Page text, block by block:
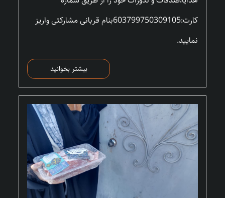
کارت:603799750309105بنام قربانی مشارکتی واریز
نمایید.
بیشتر بخوانید